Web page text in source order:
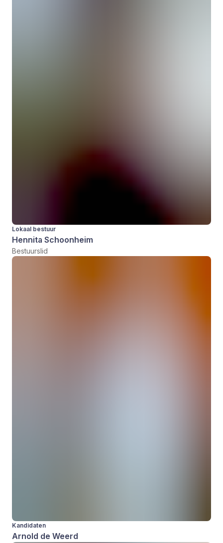
Lokaal bestuur
Hennita Schoonheim
Bestuurslid
Kandidaten
Arnold de Weerd